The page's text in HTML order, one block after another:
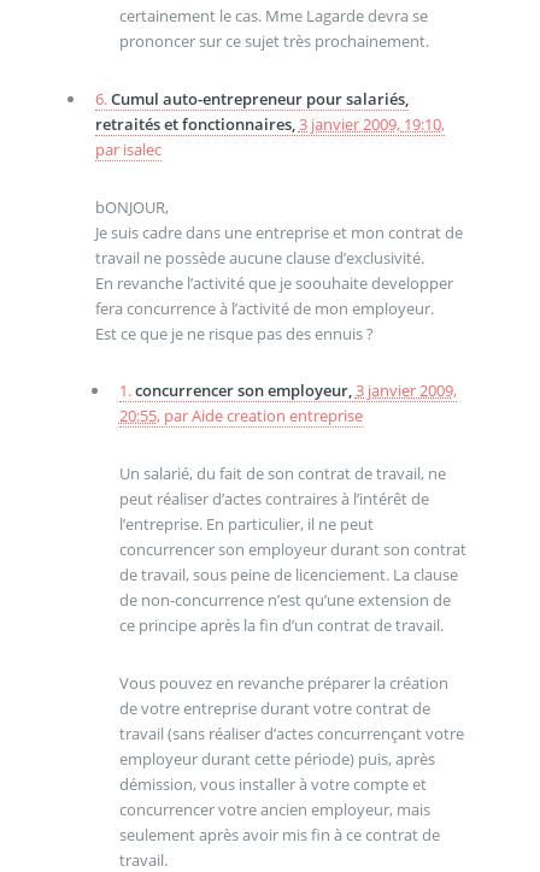
certainement le cas. Mme Lagarde devra se
prononcer sur ce sujet très prochainement.
6.Cumul auto-entrepreneur pour salariés,
retraités et fonctionnaires,3 janvier 2009, 19:10,
par isalec
bONJOUR,
Je suis cadre dans une entreprise et mon contrat de
travail ne possède aucune clause d’exclusivité.
En revanche l’activité que je soouhaite developper
fera concurrence à l’activité de mon employeur.
Est ce que je ne risque pas des ennuis ?
1.concurrencer son employeur,3 janvier 2009,
20:55, parAide creation entreprise
Un salarié, du fait de son contrat de travail, ne
peut réaliser d’actes contraires à l’intérêt de
l’entreprise. En particulier, il ne peut
concurrencer son employeur durant son contrat
de travail, sous peine de licenciement. La clause
de non-concurrence n’est qu’une extension de
ce principe après la fin d’un contrat de travail.
Vous pouvez en revanche préparer la création
de votre entreprise durant votre contrat de
travail (sans réaliser d’actes concurrençant votre
employeur durant cette période) puis, après
démission, vous installer à votre compte et
concurrencer votre ancien employeur, mais
seulement après avoir mis fin à ce contrat de
travail.